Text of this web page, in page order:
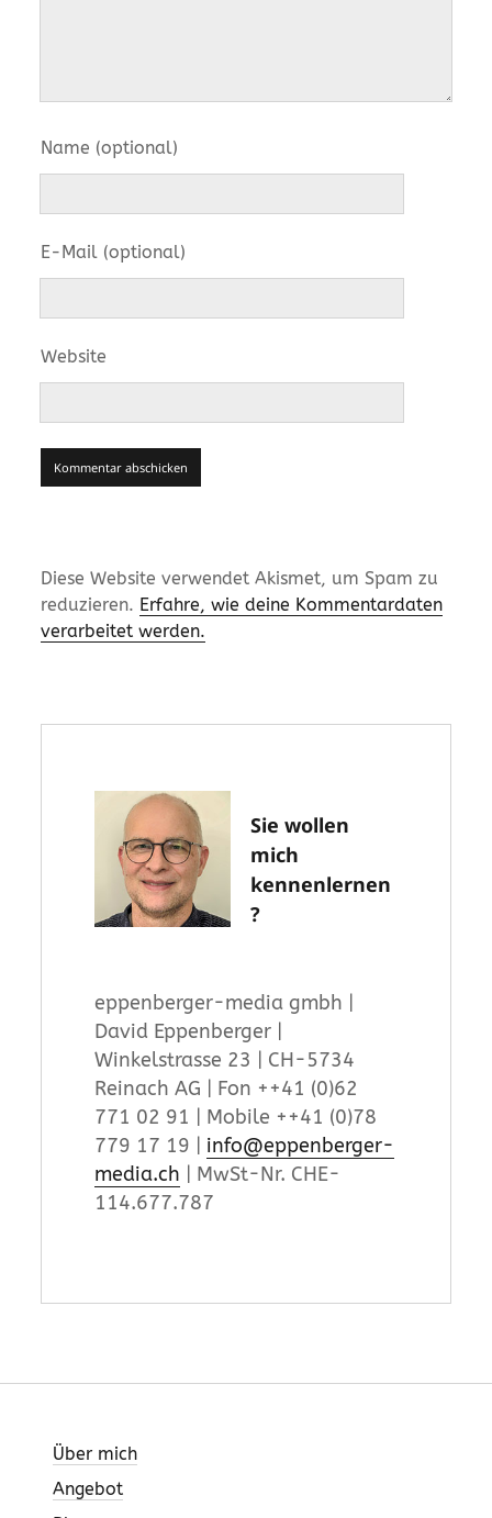
Name (optional)
E-Mail (optional)
Website
Diese Website verwendet Akismet, um Spam zu
reduzieren. Erfahre, wie deine Kommentardaten
verarbeitet werden.
Sie wollen
mich
kennenlernen
?
eppenberger-media gmbh |
David Eppenberger |
Winkelstrasse 23 | CH-5734
Reinach AG | Fon ++41 (0)62
771 02 91 | Mobile ++41 (0)78
779 17 19 | info@eppenberger-
media.ch | MwSt-Nr. CHE-
114.677.787
Über mich
Angebot